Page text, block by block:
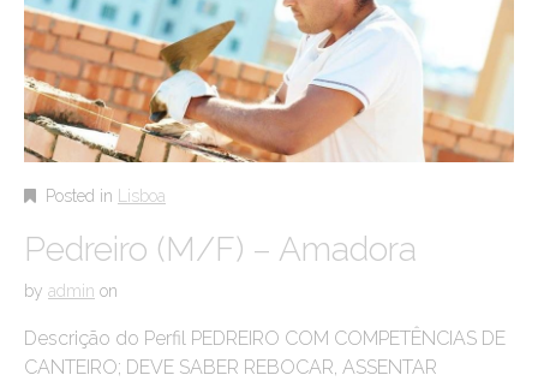
Posted in Lisboa
Pedreiro (M/F) – Amadora
by admin on
Descrição do Perfil PEDREIRO COM COMPETÊNCIAS DE
CANTEIRO; DEVE SABER REBOCAR, ASSENTAR